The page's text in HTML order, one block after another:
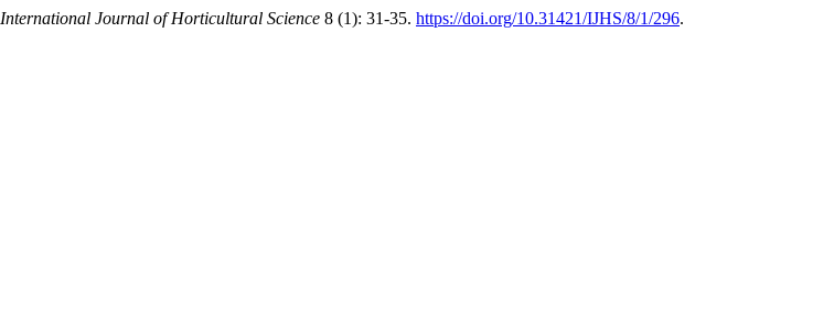
International Journal of Horticultural Science 8 (1): 31-35. https://doi.org/10.31421/IJHS/8/1/296.